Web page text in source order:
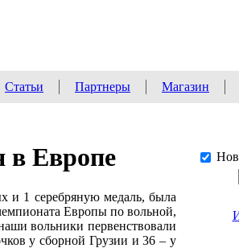
Статьи Партнеры Магазин
в Европе
и 1 серебряную медаль, была
Европы по вольной,
вольники первенствовали
у сборной Грузии и 36 – у